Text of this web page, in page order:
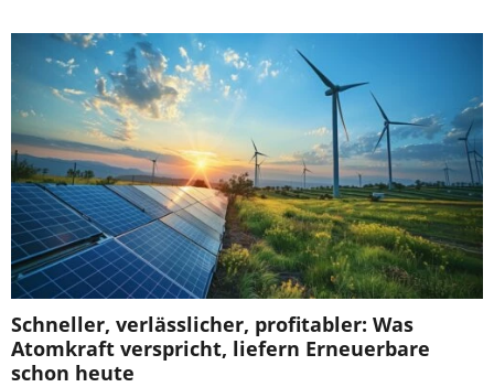
Schneller, verlässlicher, profitabler: Was
Atomkraft verspricht, liefern Erneuerbare
schon heute